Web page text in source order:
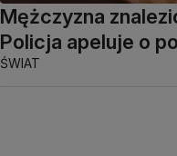
Mężczyzna
Policja apeluje o
ŚWIAT